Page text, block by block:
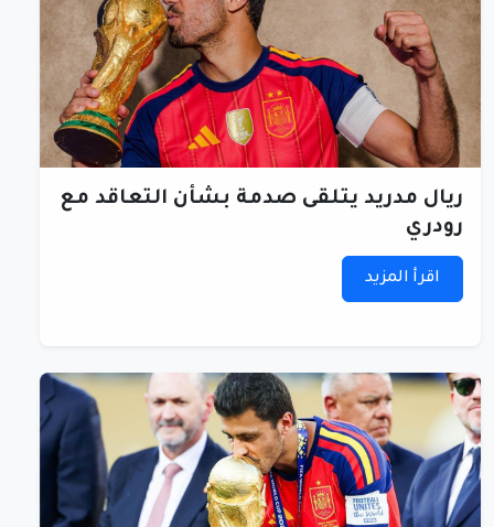
ريال مدريد يتلقى صدمة بشأن التعاقد مع
رودري
اقرأ المزيد